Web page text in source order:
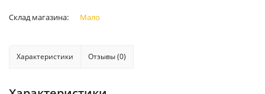
Склад магазина: Мало
Характеристики Отзывы (0)